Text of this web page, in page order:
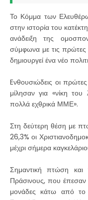
Το Κόμμα των
στην ιστορία του
ανάδειξη της
σύμφωνα με τις πρώτες
δημιουργεί ένα νέο
Eνθουσιώδεις οι
μίλησαν για «νίκη
πολλά εχθρικά ΜΜΕ».
Στη δεύτερη θέση με
26,3% οι
μέχρι σήμερα
Σημαντική πτώση
Πράσινους, που
μονάδες κάτω από το